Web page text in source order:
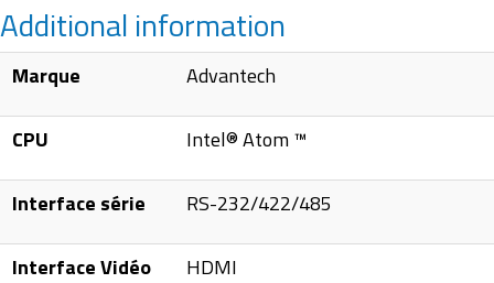
Additional information
Marque Advantech
CPU Intel® Atom ™
Interface série RS-232/422/485
Interface Vidéo HDMI